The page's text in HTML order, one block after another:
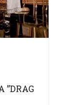
”DRAG